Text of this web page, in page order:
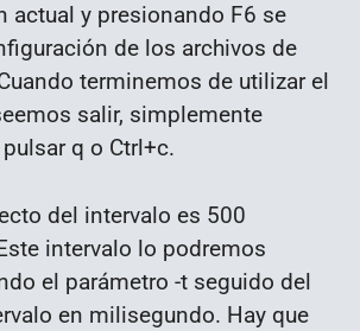
actual y presionando F6 se
de los archivos de
terminemos de utilizar el
salir, simplemente
q o Ctrl+c.
del intervalo es 500
intervalo lo podremos
el parámetro -t seguido del
en milisegundo. Hay que